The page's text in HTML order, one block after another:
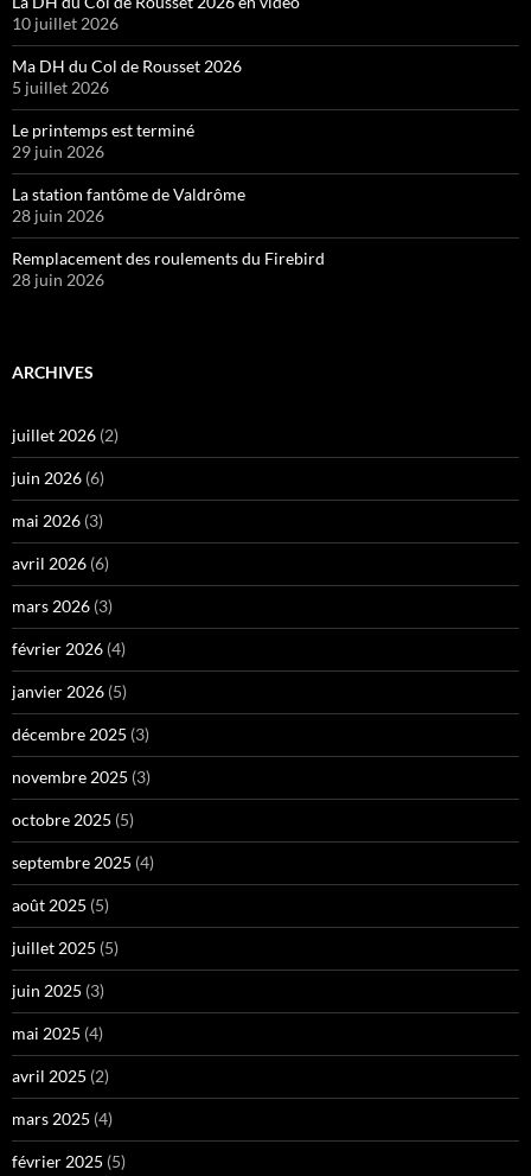
10 juillet 2026
Ma DH du Col de Rousset 2026
5 juillet 2026
Le printemps est terminé
29 juin 2026
La station fantôme de Valdrôme
28 juin 2026
Remplacement des roulements du Firebird
28 juin 2026
ARCHIVES
juillet 2026 (2)
juin 2026 (6)
mai 2026 (3)
avril 2026 (6)
mars 2026 (3)
février 2026 (4)
janvier 2026 (5)
décembre 2025 (3)
novembre 2025 (3)
octobre 2025 (5)
septembre 2025 (4)
août 2025 (5)
juillet 2025 (5)
juin 2025 (3)
mai 2025 (4)
avril 2025 (2)
mars 2025 (4)
février 2025 (5)